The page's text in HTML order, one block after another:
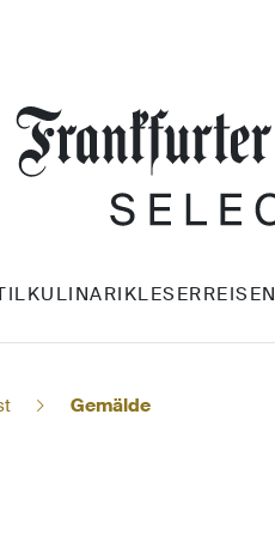
KULINARIKLESERREISEN
Gemälde